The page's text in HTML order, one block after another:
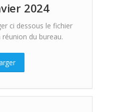
2024
ci dessous le fichier
réunion du bureau.